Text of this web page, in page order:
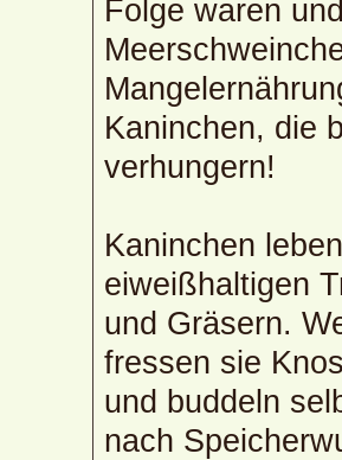
Folge waren
Kaninchen, die
verhungern!
Kaninchen
eiweißhaltigen
und Gräsern.
fressen sie
und buddeln
nach